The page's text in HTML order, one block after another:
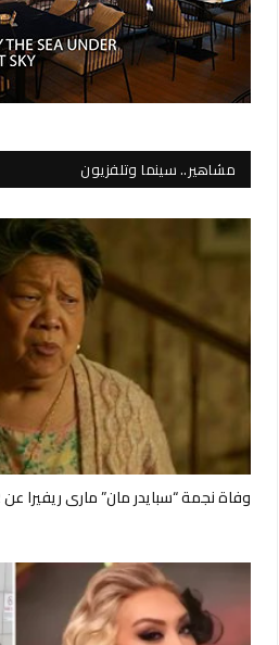
مشاهير.. سينما وتلفزيون
وفاة نجمة “سبايدر مان” ماري ريفيرا عن 82 عامًا